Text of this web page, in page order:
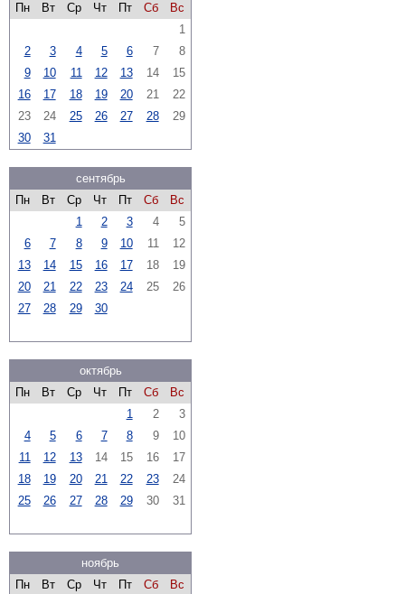
Пн
Вт Ср Чт Пт Сб
Вс
1
2
3 4 5 6 7
8
9
10 11 12 13 14
15
16
17 18 19 20 21
22
23
24 25 26 27 28
29
30
31
сентябрь
Пн
Вт Ср Чт Пт Сб
Вс
1
2 3 4
5
6
7 8 9 10 11
12
13
14 15 16 17 18
19
20
21 22 23 24 25
26
27
28 29 30
октябрь
Пн
Вт Ср Чт Пт Сб
Вс
1
2
3
4
5 6 7 8 9
10
11
12 13 14 15 16
17
18
19 20 21 22 23
24
25
26 27 28 29 30 31
ноябрь
Пн
Вт Ср Чт Пт Сб Вс